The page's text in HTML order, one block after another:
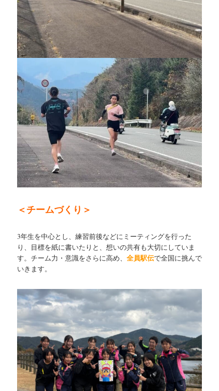
＜チームづくり＞
3年生を中心とし、練習前後などにミーティングを行った
り、目標を紙に書いたりと、想いの共有も大切にしていま
す。チーム力・意識をさらに高め、 全員駅伝で全国に挑んで
いきます。